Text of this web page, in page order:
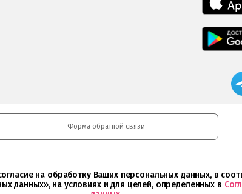
Форма обратной связи
на обработку Ваших персональных данных, в
данных», на условиях и для целей, определенных в